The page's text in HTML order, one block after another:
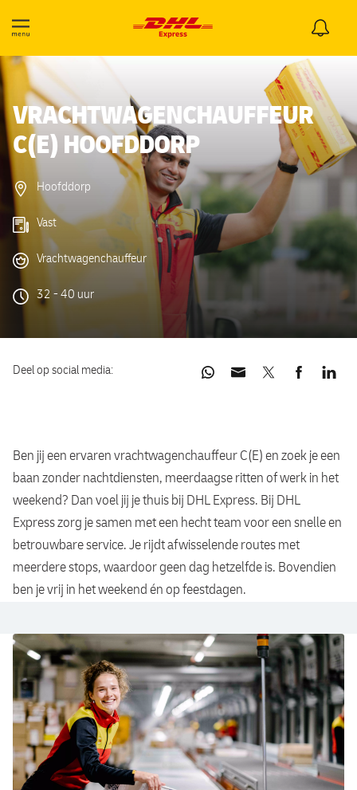
VRACHTWAGENCHAUFFEUR
C(E) HOOFDDORP
Hoofddorp
Vast
Vrachtwagenchauffeur
32 - 40 uur
Deel op social media:
Ben jij een ervaren vrachtwagenchauffeur C(E) en zoek je een
baan zonder nachtdiensten, meerdaagse ritten of werk in het
weekend? Dan voel jij je thuis bij DHL Express. Bij DHL
Express zorg je samen met een hecht team voor een snelle en
betrouwbare service. Je rijdt afwisselende routes met
meerdere stops, waardoor geen dag hetzelfde is. Bovendien
ben je vrij in het weekend én op feestdagen.